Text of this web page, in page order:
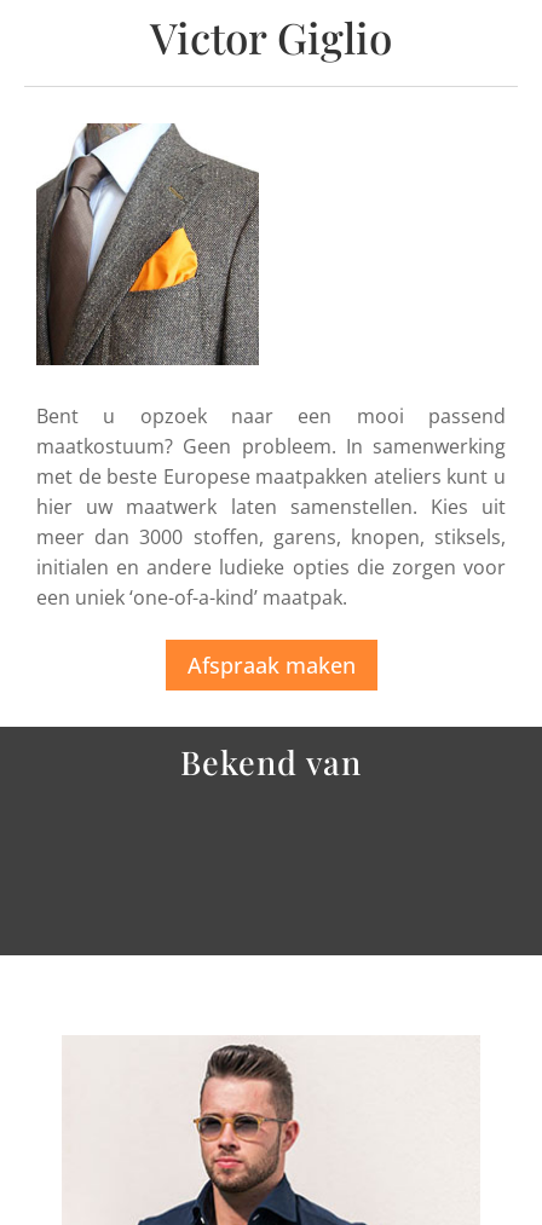
Victor Giglio
Bent u opzoek naar een mooi passend
maatkostuum? Geen probleem. In samenwerking
met de beste Europese maatpakken ateliers kunt u
hier uw maatwerk laten samenstellen. Kies uit
meer dan 3000 stoffen, garens, knopen, stiksels,
initialen en andere ludieke opties die zorgen voor
een uniek ‘one-of-a-kind’ maatpak.
Afspraak maken
Bekend van